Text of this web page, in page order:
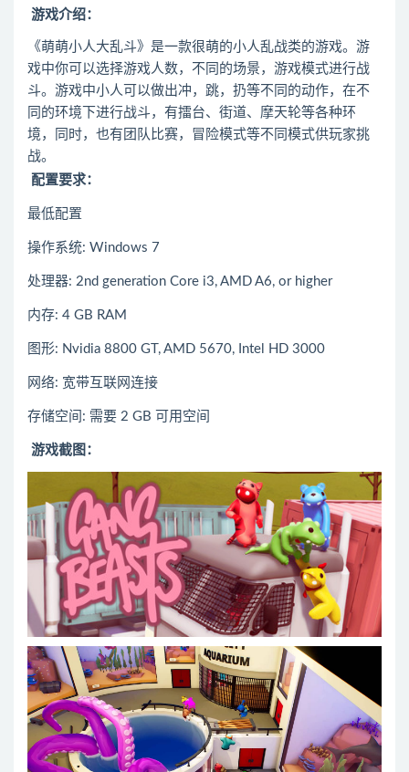
游戏介绍：
《萌萌小人大乱斗》是一款很萌的小人乱战类的游戏。游
戏中你可以选择游戏人数，不同的场景，游戏模式进行战
斗。游戏中小人可以做出冲，跳，扔等不同的动作，在不
同的环境下进行战斗，有擂台、街道、摩天轮等各种环
境，同时，也有团队比赛，冒险模式等不同模式供玩家挑
战。
配置要求：
最低配置
操作系统: Windows 7
处理器: 2nd generation Core i3, AMD A6, or higher
内存: 4 GB RAM
图形: Nvidia 8800 GT, AMD 5670, Intel HD 3000
网络: 宽带互联网连接
存储空间: 需要 2 GB 可用空间
游戏截图：